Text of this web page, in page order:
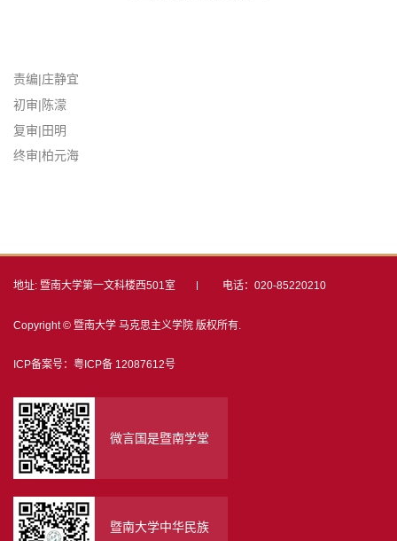
责编|庄静宜
初审|陈濛
复审|田明
终审|柏元海
地址: 暨南大学第一文科楼西501室 电话：020-85220210
Copyright © 暨南大学 马克思主义学院 版权所有.
ICP备案号：粤ICP备 12087612号
微言国是暨南学堂
暨南大学中华民族